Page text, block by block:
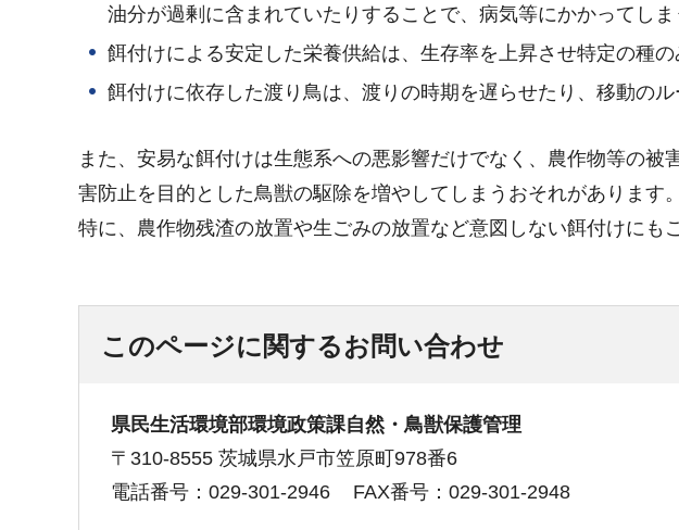
油分が過剰に含まれていたりすることで、病気等にかかってしま
餌付けによる安定した栄養供給は、生存率を上昇させ特定の種の
餌付けに依存した渡り鳥は、渡りの時期を遅らせたり、移動の
また、安易な餌付けは生態系への悪影響だけでなく、農作物等の
害防止を目的とした鳥獣の駆除を増やしてしまうおそれがあります。
特に、農作物残渣の放置や生ごみの放置など意図しない餌付けにも
このページに関するお問い合わせ
県民生活環境部環境政策課自然・鳥獣保護管理
〒310-8555 茨城県水戸市笠原町978番6
電話番号：029-301-2946
FAX番号：029-301-2948